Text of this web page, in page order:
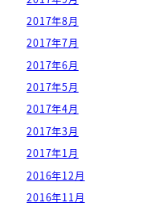
2017年8月
2017年7月
2017年6月
2017年5月
2017年4月
2017年3月
2017年1月
2016年12月
2016年11月